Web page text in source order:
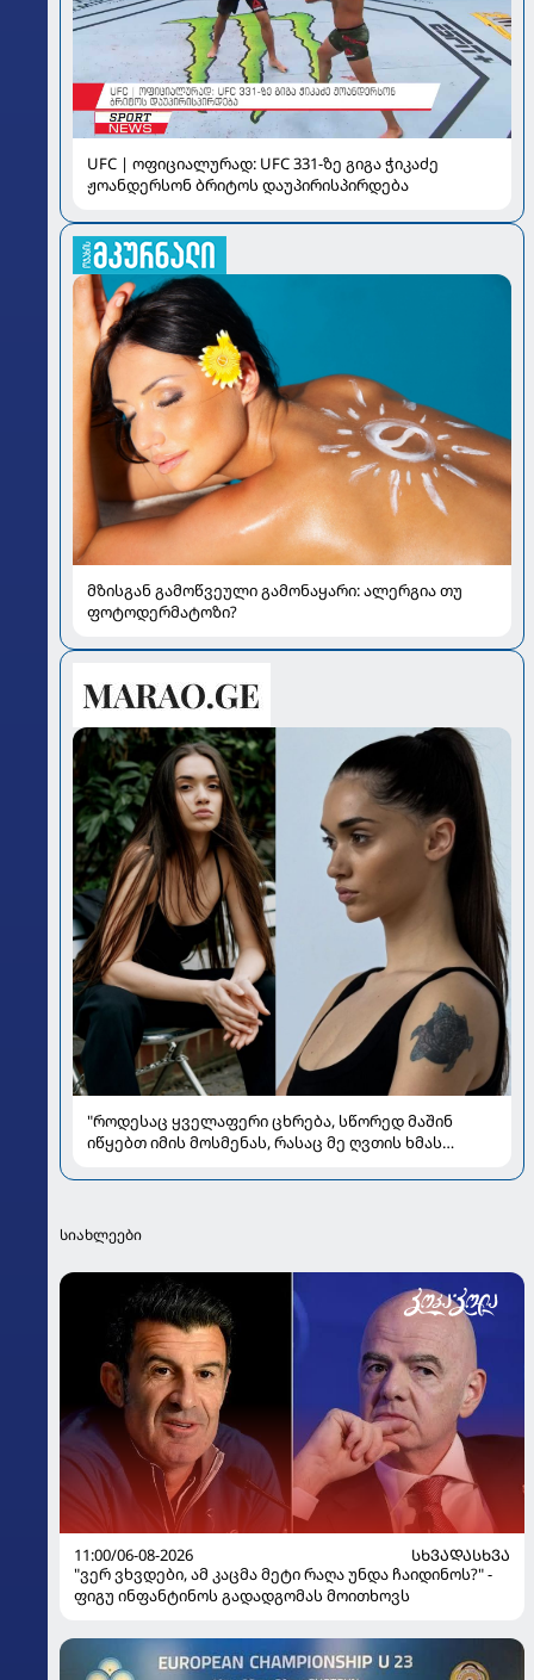
UFC | ოფიციალურად: UFC 331-ზე გიგა ჭიკაძე
ჟოანდერსონ ბრიტოს დაუპირისპირდება
მზისგან გამოწვეული გამონაყარი: ალერგია თუ
ფოტოდერმატოზი?
"როდესაც ყველაფერი ცხრება, სწორედ მაშინ
იწყებთ იმის მოსმენას, რასაც მე ღვთის ხმას
საზოგადოებას
სიახლეები
11:00/06-08-2026
ᲡᲮᲕᲐᲓᲐᲡᲮᲕᲐ
"ვერ ვხვდები, ამ კაცმა მეტი რაღა უნდა ჩაიდინოს?" -
ფიგუ ინფანტინოს გადადგომას მოითხოვს